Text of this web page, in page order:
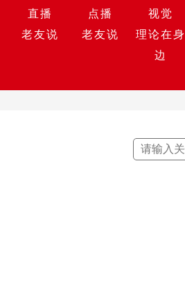
直播 点播 视觉
老友说 老友说
理论在身
边